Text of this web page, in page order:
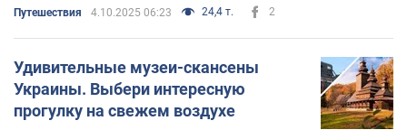
Путешествия 4.10.2025 06:23 24,4 т. 2
Удивительные музеи-скансены
Украины. Выбери интересную
прогулку на свежем воздухе